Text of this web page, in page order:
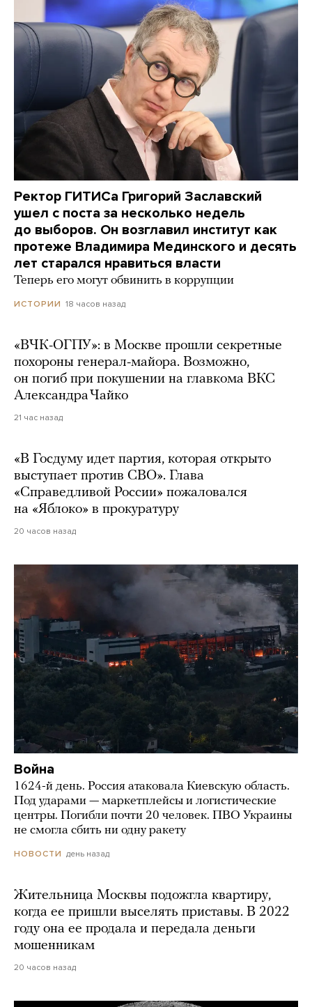
Ректор ГИТИСа Григорий Заславский
ушел с поста за несколько недель
до выборов. Он возглавил институт как
протеже Владимира Мединского и десять
лет старался нравиться власти
Теперь его могут обвинить в коррупции
ИСТОРИИ 18 часов назад
«ВЧК-ОГПУ»: в Москве прошли секретные
похороны генерал-майора. Возможно,
он погиб при покушении на главкома ВКС
Александра Чайко
21 час назад
«В Госдуму идет партия, которая открыто
выступает против СВО». Глава
«Справедливой России» пожаловался
на «Яблоко» в прокуратуру
20 часов назад
Война
1624-й день. Россия атаковала Киевскую область.
Под ударами — маркетплейсы и логистические
центры. Погибли почти 20 человек. ПВО Украины
не смогла сбить ни одну ракету
НОВОСТИ день назад
Жительница Москвы подожгла квартиру,
когда ее пришли выселять приставы. В 2022
году она ее продала и передала деньги
мошенникам
20 часов назад